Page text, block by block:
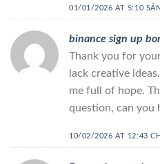
01/01/2026 AT 5:10
binance sign up
Thank you for
lack creative
me full of hope.
question, can you
10/02/2026 AT 12:43